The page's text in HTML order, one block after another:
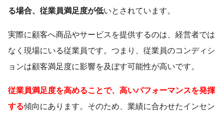
る場合、従業員満足度が低いとされています。
実際に顧客へ商品やサービスを提供するのは、経営者では
なく現場にいる従業員です。つまり、従業員のコンディシ
ョンは顧客満足度に影響を及ぼす可能性が高いです。
従業員満足度を高めることで、高いパフォーマンスを発揮
する傾向にあります。そのため、業績に合わせたインセン